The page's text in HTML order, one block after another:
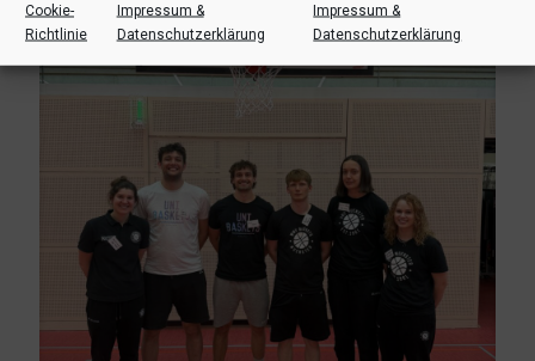
Cookie-
Richtlinie
Impressum &
Datenschutzerklärung
Impressum &
Datenschutzerklärung